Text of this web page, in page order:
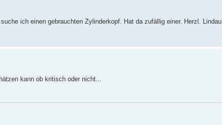
ich einen gebrauchten Zylinderkopf. Hat da zufällig einer. Herzl. Lindau
kann ob kritisch oder nicht...